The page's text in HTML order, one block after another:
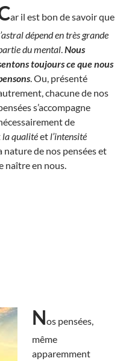
ar il est bon de savoir que
dépend en très grande
du mental Nous
toujours ce que nous
. Ou, présenté
chacune de nos
s’accompagne
de
la qualitéet l’intensité
de nos pensées et
naître en nous.
Nos pensées,
même
apparemment